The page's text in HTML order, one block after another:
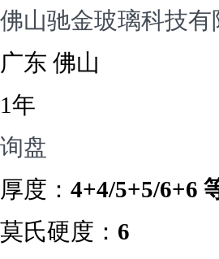
佛山驰金玻璃科技有
广东 佛山
1年
询盘
厚度： 4+4/5+5/6+6
莫氏硬度： 6